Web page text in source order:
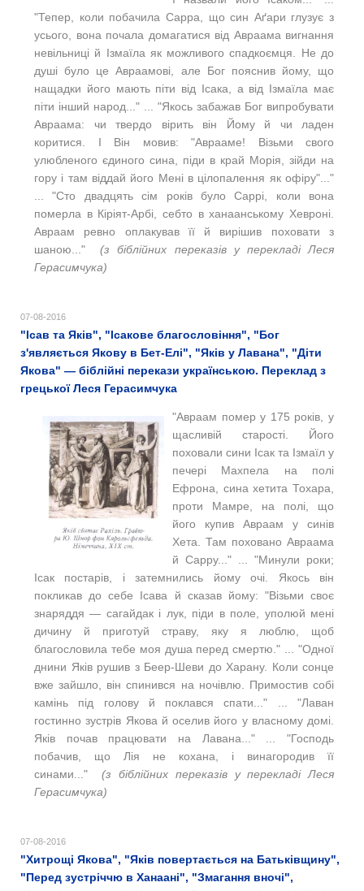
"Тепер, коли побачила Сарра, що син Аґари глузує з
усього, вона почала домагатися від Авраама вигнання
невільниці й Ізмаїла як можливого спадкоємця. Не до
душі було це Авраамові, але Бог пояснив йому, що
нащадки його мають піти від Ісака, а від Ізмаїла має
піти інший народ..." ... "Якось забажав Бог випробувати
Авраама: чи твердо вірить він Йому й чи ладен
коритися. І Він мовив: "Аврааме! Візьми свого
улюбленого єдиного сина, піди в край Морія, зійди на
гору і там віддай його Мені в цілопалення як офіру"..."
... "Сто двадцять сім років було Саррі, коли вона
померла в Кіріят-Арбі, себто в ханаанському Хевроні.
Авраам ревно оплакував її й вирішив поховати з
шаною..."(з біблійних переказів у перекладі Леся
Герасимчука)
07-08-2016
"Ісав та Яків", "Ісакове благословіння", "Бог
з'являється Якову в Бет-Елі", "Яків у Лавана", "Діти
Якова" — біблійні перекази українською. Переклад з
грецької Леся Герасимчука
"Авраам помер у 175 років, у
щасливій старості. Його
поховали сини Ісак та Ізмаїл у
печері Махпела на полі
Ефрона, сина хетита Тохара,
проти Мамре, на полі, що
його купив Авраам у синів
Хета. Там поховано Авраама
й Сарру..." ... "Минули роки;
Ісак постарів, і затемнились йому очі. Якось він
покликав до себе Ісава й сказав йому: "Візьми своє
знаряддя — сагайдак і лук, піди в поле, уполюй мені
дичину й приготуй страву, яку я люблю, щоб
благословила тебе моя душа перед смертю." ... "Одної
днини Яків рушив з Беер-Шеви до Харану. Коли сонце
вже зайшло, він спинився на ночівлю. Примостив собі
камінь під голову й поклався спати..." ... "Лаван
гостинно зустрів Якова й оселив його у власному домі.
Яків почав працювати на Лавана.
.." ... "Господь
побачив, що Лія не кохана, і винагородив її
синами ..."(з біблійних переказів у перекладі Леся
Герасимчука)
07-08-2016
"Хитрощі Якова", "Яків повертається на Батьківщину",
"Перед зустріччю в Ханаані", "Змагання вночі",